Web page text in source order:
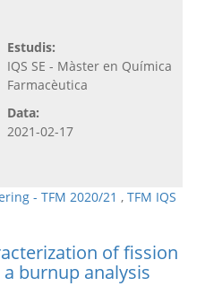
Estudis:
IQS SE - Màster en Química
Farmacèutica
Data:
2021-02-17
- TFM 2020/21 , TFM IQS
of fission
burnup analysis